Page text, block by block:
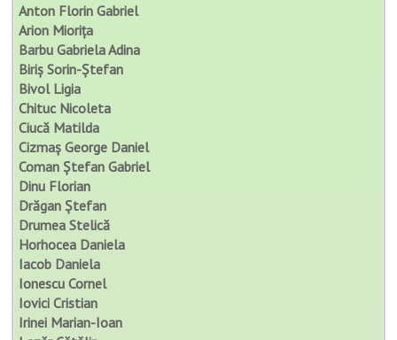
Anton Florin Gabriel
Arion Miorița
Barbu Gabriela Adina
Biriș Sorin-Ștefan
Bivol Ligia
Chituc Nicoleta
Ciucă Matilda
Cizmaș George Daniel
Coman Ștefan Gabriel
Dinu Florian
Drăgan Ștefan
Drumea Stelică
Horhocea Daniela
Iacob Daniela
Ionescu Cornel
Iovici Cristian
Irinei Marian-Ioan